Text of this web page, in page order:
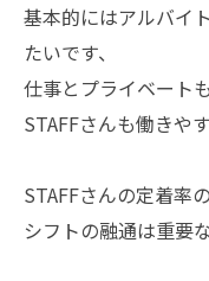
基本的にはアルバイ
たいです、
仕事とプライベート
STAFFさんも働きや
STAFFさんの定着率
シフトの融通は重要